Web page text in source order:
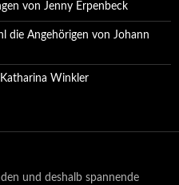
von Jenny Erpenbeck
die Angehörigen von Johann
Winkler
und deshalb spannende